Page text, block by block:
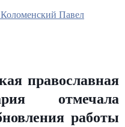
Павел
православная
отмечала
работы